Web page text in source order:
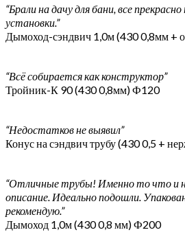
“Брали на дачу для бани, все
установки.”
Дымоход-сэндвич 1,0м (430 0,8мм +
“Всё собирается как конструктор”
Тройник-К 90 (430 0,8мм) Ф120
“Недостатков не выявил”
Конус на сэндвич трубу (430 0,5 +
“Отличные трубы! Именно то что и
описание. Идеально подошли.
рекомендую.”
Дымоход 1,0м (430 0,8 мм) Ф200